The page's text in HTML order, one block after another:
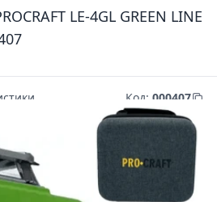
LE-4GL GREEN LINE
Код: 000407